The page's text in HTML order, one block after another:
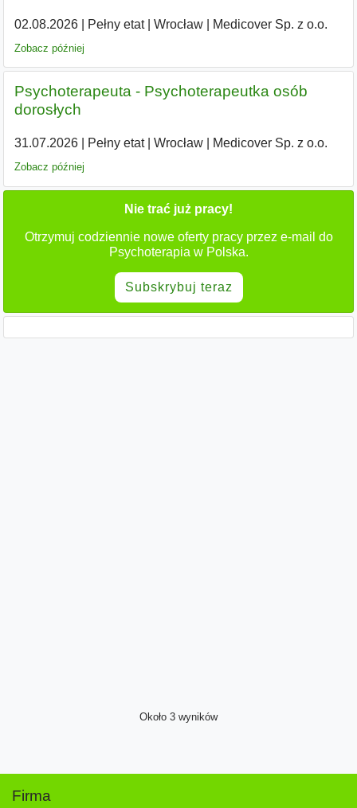
02.08.2026| Pełny etat| Wrocław| Medicover Sp. z o.o.
Zobacz później
Psychoterapeuta - Psychoterapeutka osób
dorosłych
31.07.2026| Pełny etat| Wrocław| Medicover Sp. z o.o.
Zobacz później
Nie trać już pracy!
Otrzymuj codziennie nowe oferty pracy przez e-mail do
Psychoterapia w Polska.
Subskrybuj teraz
Około 3 wyników
Firma